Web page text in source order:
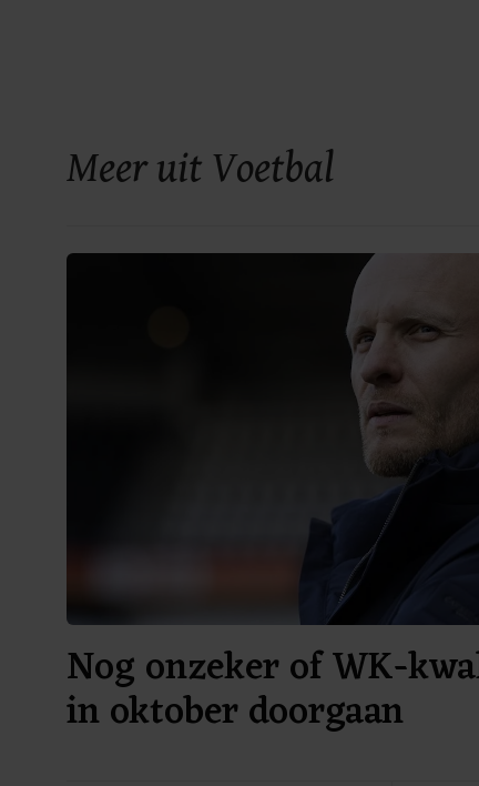
Meer uit Voetbal
Nog onzeker of WK-
in oktober doorgaan